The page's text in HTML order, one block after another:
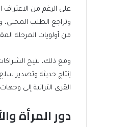
على الرغم من الاعتراف
وتراجع الطلب المحلي،
من أولويات المرحلة
ومع ذلك، تتيح
إنتاج حديثة وتصدير
القرى التراثية إلى
دور المرأة